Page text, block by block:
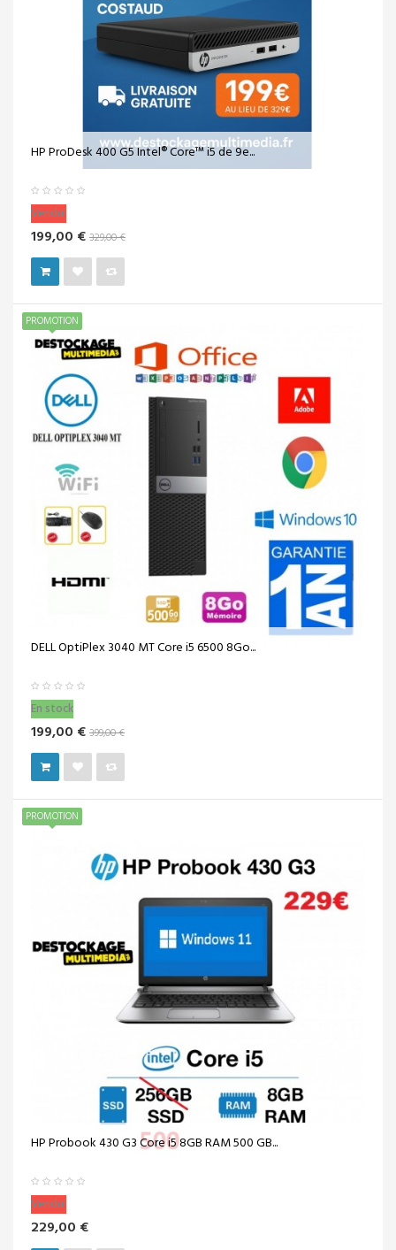
HP ProDesk 400 G5 Intel® Core™ i5 de 9e...
Vendu!
199,00 € 329,00 €
PROMOTION
DELL OptiPlex 3040 MT Core i5 6500 8Go...
En stock
199,00 € 399,00 €
PROMOTION
HP Probook 430 G3 Core i5 8GB RAM 500 GB...
Vendu!
229,00 €